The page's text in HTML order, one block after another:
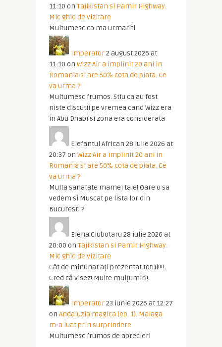
11:10 on Tajikistan si Pamir Highway.
Mic ghid de vizitare
Multumesc ca ma urmariti
Imperator2 august 2026 at
11:10 on Wizz Air a implinit 20 ani in
Romania si are 50% cota de piata. Ce
va urma ?
Multumesc frumos. Stiu ca au fost
niste discutii pe vremea cand Wizz era
in Abu Dhabi si zona era considerata
Elefantul African 28 iulie 2026 at
20:37 on Wizz Air a implinit 20 ani in
Romania si are 50% cota de piata. Ce
va urma ?
Multa sanatate mamei tale! Oare o sa
vedem si Muscat pe lista lor din
Bucuresti ?
Elena Ciubotaru 28 iulie 2026 at
20:00 on Tajikistan si Pamir Highway.
Mic ghid de vizitare
Cât de minunat ați prezentat totul!!!!
Cred că visez! Multe mulțumiri!
Imperator23 iunie 2026 at 12:27
on Andaluzia magica (ep. 1). Malaga
m-a luat prin surprindere
Multumesc frumos de aprecieri